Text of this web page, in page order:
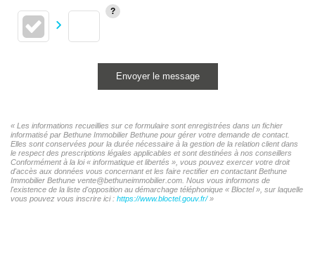
Envoyer le message
« Les informations recueillies sur ce formulaire sont enregistrées dans un fichier
informatisé par Bethune Immobilier Bethune pour gérer votre demande de contact.
Elles sont conservées pour la durée nécessaire à la gestion de la relation client dans
le respect des prescriptions légales applicables et sont destinées à nos conseillers
Conformément à la loi « informatique et libertés », vous pouvez exercer votre droit
d'accès aux données vous concernant et les faire rectifier en contactant Bethune
Immobilier Bethune vente@bethuneimmobilier.com. Nous vous informons de
l'existence de la liste d'opposition au démarchage téléphonique « Bloctel », sur laquelle
vous pouvez vous inscrire ici : https://www.bloctel.gouv.fr/»